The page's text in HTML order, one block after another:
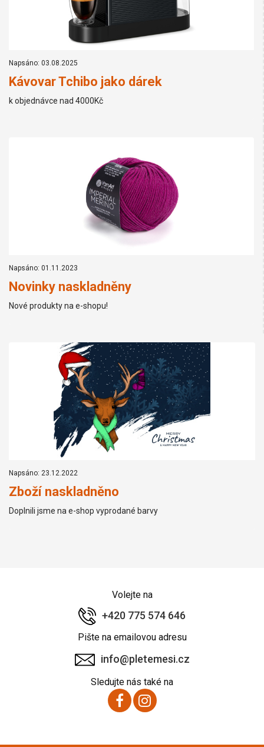
Napsáno: 03.08.2025
Kávovar Tchibo jako dárek
k objednávce nad 4000Kč
Napsáno: 01.11.2023
Novinky naskladněny
Nové produkty na e-shopu!
Napsáno: 23.12.2022
Zboží naskladněno
Doplnili jsme na e-shop vyprodané barvy
Volejte na
+420 775 574 646
Pište na emailovou adresu
info@pletemesi.cz
Sledujte nás také na